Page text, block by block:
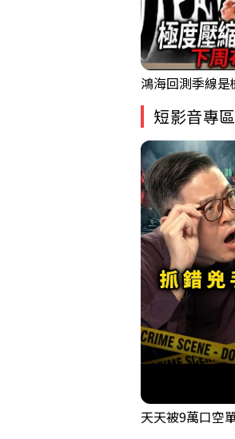
短影音專區